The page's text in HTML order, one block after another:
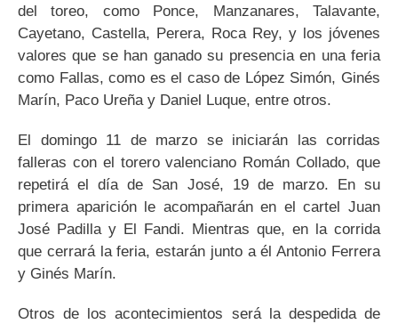
del toreo, como Ponce, Manzanares, Talavante,
Cayetano, Castella, Perera, Roca Rey, y los jóvenes
valores que se han ganado su presencia en una feria
como Fallas, como es el caso de López Simón, Ginés
Marín, Paco Ureña y Daniel Luque, entre otros.
El domingo 11 de marzo se iniciarán las corridas
falleras con el torero valenciano Román Collado, que
repetirá el día de San José, 19 de marzo. En su
primera aparición le acompañarán en el cartel Juan
José Padilla y El Fandi. Mientras que, en la corrida
que cerrará la feria, estarán junto a él Antonio Ferrera
y Ginés Marín.
Otros de los acontecimientos será la despedida de